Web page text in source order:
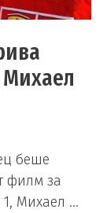
Михаел
беше
филм за
Михаел …